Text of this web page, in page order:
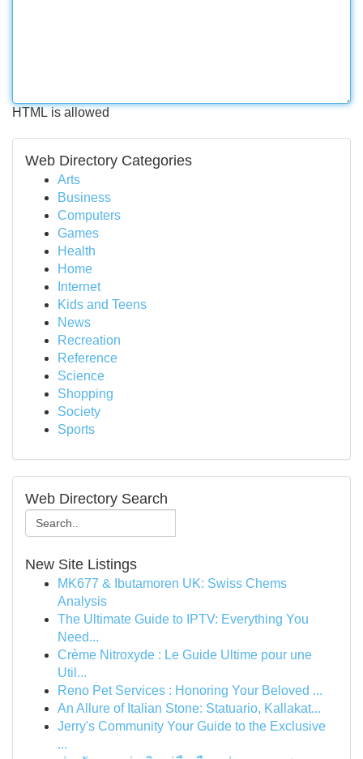
HTML is allowed
Web Directory Categories
Arts
Business
Computers
Games
Health
Home
Internet
Kids and Teens
News
Recreation
Reference
Science
Shopping
Society
Sports
Web Directory Search
New Site Listings
MK677 & Ibutamoren UK: Swiss Chems
Analysis
The Ultimate Guide to IPTV: Everything You
Need...
Crème Nitroxyde : Le Guide Ultime pour une
Util...
Reno Pet Services : Honoring Your Beloved ...
An Allure of Italian Stone: Statuario, Kallakat...
Jerry's Community Your Guide to the Exclusive
...